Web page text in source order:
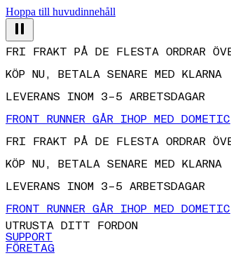
Hoppa till huvudinnehåll
FRI FRAKT PÅ DE FLESTA ORDRAR
KÖP NU, BETALA SENARE MED KLARNA
LEVERANS INOM 3–5 ARBETSDAGAR
FRONT RUNNER GÅR IHOP MED DOMETIC
FRI FRAKT PÅ DE FLESTA ORDRAR
KÖP NU, BETALA SENARE MED KLARNA
LEVERANS INOM 3–5 ARBETSDAGAR
FRONT RUNNER GÅR IHOP MED DOMETIC
UTRUSTA DITT FORDON
SUPPORT
FÖRETAG